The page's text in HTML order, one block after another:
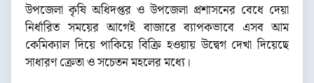
উপজেলা কৃষি অধিদপ্তর ও উপজেলা প্রশাসনের বেধে দেয়া
নির্ধারিত সময়ের আগেই বাজারে ব্যাপকভাবে এসব আম
কেমিক্যাল দিয়ে পাকিয়ে বিক্রি হওয়ায় উদ্বেগ দেখা দিয়েছে
সাধারণ ক্রেতা ও সচেতন মহলের মধ্যে।